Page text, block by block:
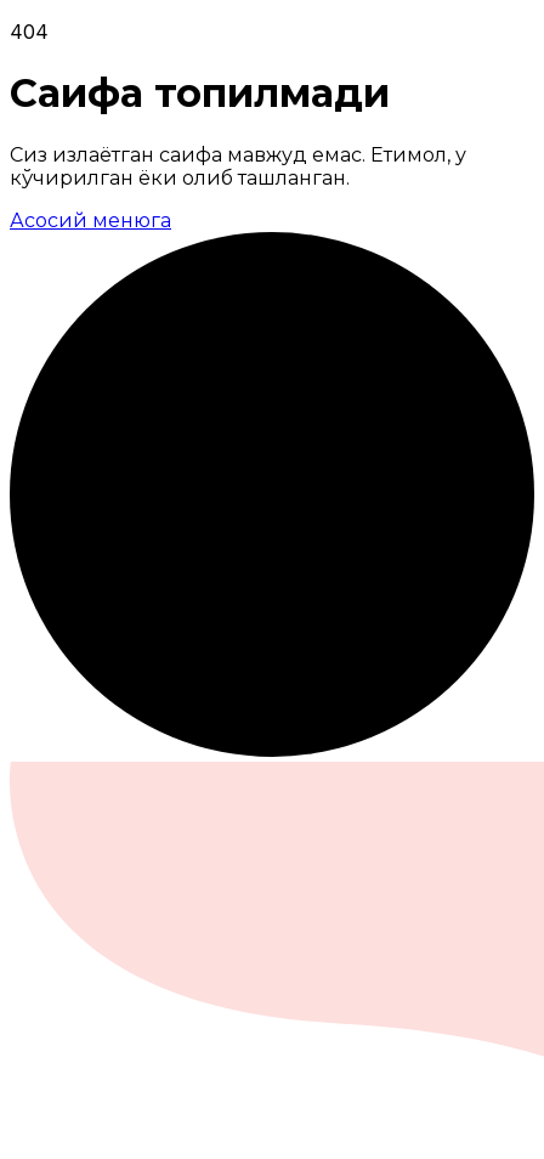
404
Саҳифа топилмади
Сиз излаётган саҳифа мавжуд емас. Еҳтимол, у
кўчирилган ёки олиб ташланган.
Асосий менюга